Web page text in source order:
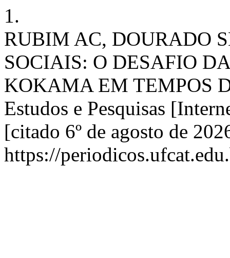
1.
RUBIM AC, DOURADO
SOCIAIS: O DESAFIO
KOKAMA EM TEMPOS
Estudos e Pesquisas
[citado 6º de agosto de
https://